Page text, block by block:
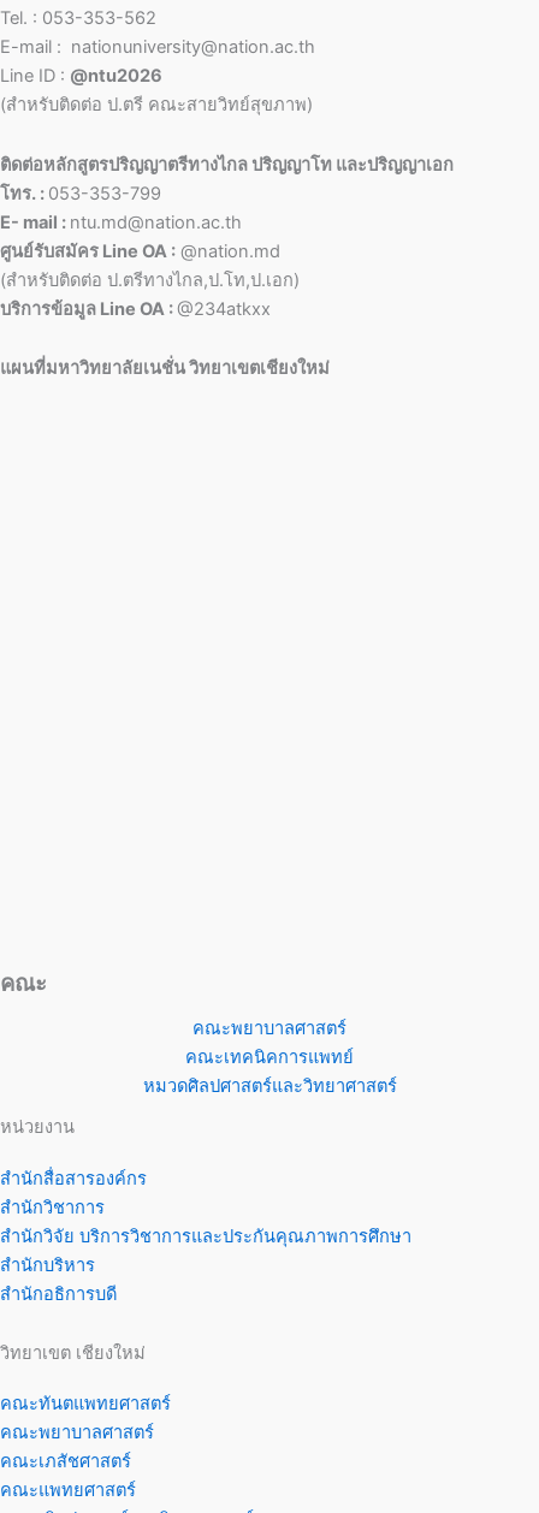
Tel. : 053-353-562
E-mail : nationuniversity@nation.ac.th
Line ID : @ntu2026
(สำหรับติดต่อ ป.ตรี คณะสายวิทย์สุขภาพ)
ติดต่อหลักสูตรปริญญาตรีทางไกล ปริญญาโท และปริญญาเอก
โทร. : 053-353-799
E- mail : ntu.md@nation.ac.th
ศูนย์รับสมัคร Line OA : @nation.md
(สำหรับติดต่อ ป.ตรีทางไกล,ป.โท,ป.เอก)
บริการข้อมูล Line OA :@234atkxx
แผนที่มหาวิทยาลัยเนชั่น วิทยาเขตเชียงใหม่
คณะ
คณะพยาบาลศาสตร์
คณะเทคนิคการแพทย์
หมวดศิลปศาสตร์และวิทยาศาสตร์
หน่วยงาน
สำนักสื่อสารองค์กร
สำนักวิชาการ
สำนักวิจัย บริการวิชาการและประกันคุณภาพการศึกษา
สำนักบริหาร
สำนักอธิการบดี
วิทยาเขต เชียงใหม่
คณะทันตแพทยศาสตร์
คณะพยาบาลศาสตร์
คณะเภสัชศาสตร์
คณะแพทยศาสตร์